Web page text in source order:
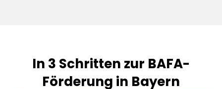
In 3 Schritten zur BAFA-
Förderung in Bayern